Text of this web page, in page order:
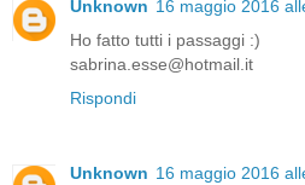
Unknown 16 maggio 2016
Ho fatto tutti i passaggi :)
sabrina.esse@hotmail.it
Rispondi
Unknown 16 maggio 2016